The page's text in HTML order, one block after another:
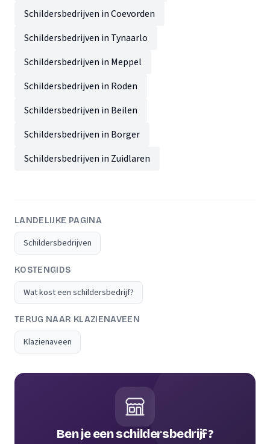
Schildersbedrijven in Coevorden
Schildersbedrijven in Tynaarlo
Schildersbedrijven in Meppel
Schildersbedrijven in Roden
Schildersbedrijven in Beilen
Schildersbedrijven in Borger
Schildersbedrijven in Zuidlaren
LANDELIJKE PAGINA
Schildersbedrijven
KOSTENGIDS
Wat kost een schildersbedrijf?
TERUG NAAR KLAZIENAVEEN
Klazienaveen
Ben je een schildersbedrijf?